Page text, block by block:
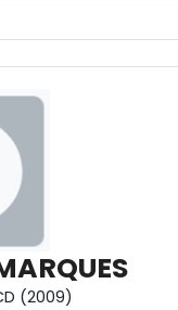
(2009)